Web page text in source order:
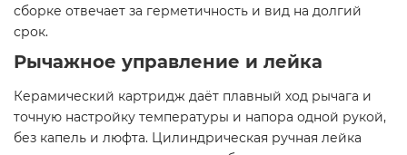
сборке отвечает за герметичность и вид на долгий
срок.
Рычажное управление и лейка
Керамический картридж даёт плавный ход рычага и
точную настройку температуры и напора одной рукой,
без капель и люфта. Цилиндрическая ручная лейка